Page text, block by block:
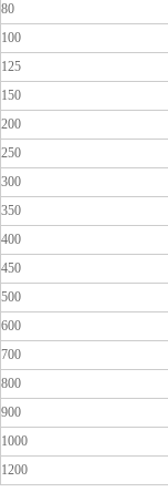
80
100
125
150
200
250
300
350
400
450
500
600
700
800
900
1000
1200